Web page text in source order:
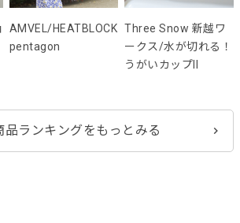
AMVEL/HEATBLOCK
pentagon
Three Snow 新越ワ
ークス/水が切れる！
うがいカップII
品ランキングをもっとみる